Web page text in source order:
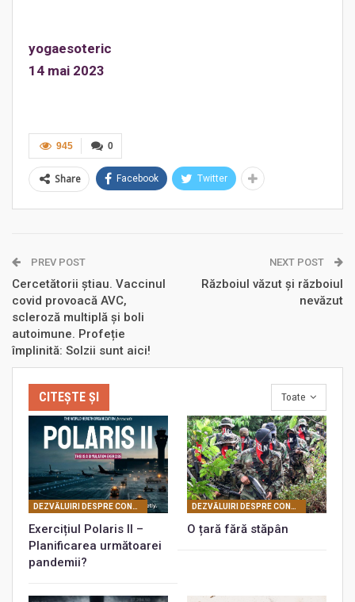
yogaesoteric
14 mai 2023
0
945
Share Facebook Twitter
PREV POST
Cercetătorii știau. Vaccinul
covid provoacă AVC,
scleroză multiplă și boli
autoimune. Profeție
împlinită: Solzii sunt aici!
NEXT POST
Războiul văzut și războiul
nevăzut
Toate
CITEȘTE ȘI
DEZVĂLUIRI DESPRE CONSPIRAŢIA UNIVERSALĂ PLANETARĂ
Exercițiul Polaris II –
Planificarea următoarei
pandemii?
DEZVĂLUIRI DESPRE CONSPIRAŢIA UNIVERSALĂ PLANETARĂ
O țară fără stăpân